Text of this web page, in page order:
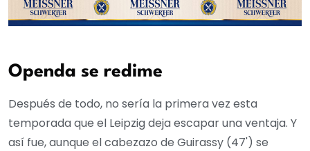
Openda se redime
Después de todo, no sería la primera vez esta
temporada que el Leipzig deja escapar una ventaja. Y
así fue, aunque el cabezazo de Guirassy (47') se